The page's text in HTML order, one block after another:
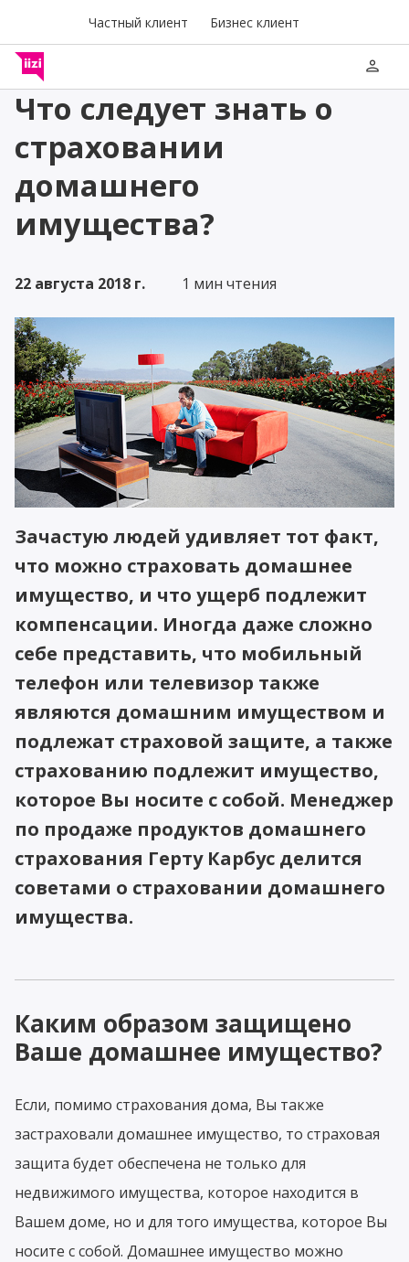
Частный клиент Бизнес клиент
person
Что следует знать о
страховании
домашнего
имущества?
22 августа 2018 г. 1 мин чтения
Зачастую людей удивляет тот факт,
что можно страховать домашнее
имущество, и что ущерб подлежит
компенсации. Иногда даже сложно
себе представить, что мобильный
телефон или телевизор также
являются домашним имуществом и
подлежат страховой защите, а также
страхованию подлежит имущество,
которое Вы носите с собой. Менеджер
по продаже продуктов домашнего
страхования Герту Карбус делится
советами о страховании домашнего
имущества.
Каким образом защищено
Ваше домашнее имущество?
Если, помимо страхования дома, Вы также
застраховали домашнее имущество, то страховая
защита будет обеспечена не только для
недвижимого имущества, которое находится в
Вашем доме, но и для того имущества, которое Вы
носите с собой. Домашнее имущество можно